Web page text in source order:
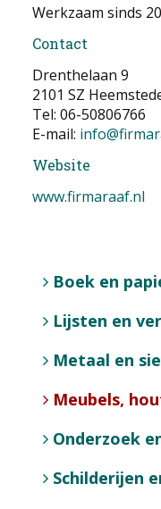
Werkzaam sinds
Contact
Drenthelaan 9
2101 SZ
Tel: 06-50806766
E-mail:
Website
www.firmaraaf.nl
Boek en
Lijsten en
Metaal en
Meubels,
Onderzoek
Schilderijen